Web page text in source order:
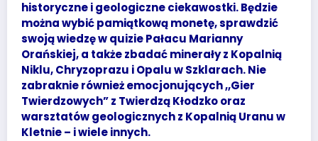
historyczne i geologiczne ciekawostki. Będzie
można wybić pamiątkową monetę, sprawdzić
swoją wiedzę w quizie Pałacu Marianny
Orańskiej, a także zbadać minerały z Kopalnią
Niklu, Chryzoprazu i Opalu w Szklarach. Nie
zabraknie również emocjonujących ,,Gier
Twierdzowych” z Twierdzą Kłodzko oraz
warsztatów geologicznych z Kopalnią Uranu w
Kletnie – i wiele innych.